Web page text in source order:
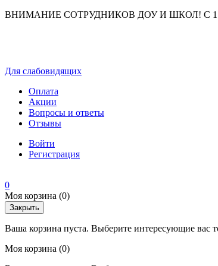
ВНИМАНИЕ СОТРУДНИКОВ ДОУ И ШКОЛ! С 1
Для слабовидящих
Оплата
Акции
Вопросы и ответы
Отзывы
Войти
Регистрация
0
Моя корзина (0)
Закрыть
Ваша корзина пуста. Выберите интересующие вас
Моя корзина (0)